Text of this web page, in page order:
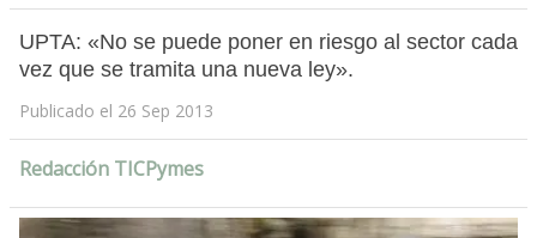
UPTA: «No se puede poner en riesgo al sector cada
vez que se tramita una nueva ley».
Publicado el 26 Sep 2013
Redacción TICPymes